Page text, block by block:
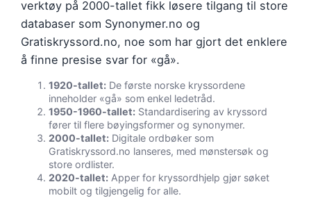
verktøy på 2000-tallet fikk løsere tilgang til store
databaser som Synonymer.no og
Gratiskryssord.no, noe som har gjort det enklere
å finne presise svar for «gå».
1920-tallet: De første norske kryssordene
inneholder «gå» som enkel ledetråd.
1950-1960-tallet: Standardisering av kryssord
fører til flere bøyingsformer og synonymer.
2000-tallet: Digitale ordbøker som
Gratiskryssord.no lanseres, med mønstersøk og
store ordlister.
2020-tallet: Apper for kryssordhjelp gjør søket
mobilt og tilgjengelig for alle.